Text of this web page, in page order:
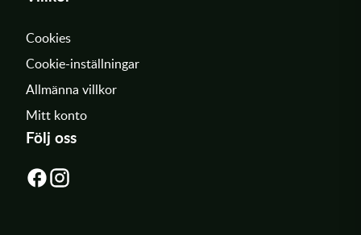
Cookies
Cookie-inställningar
Allmänna villkor
Mitt konto
Följ oss